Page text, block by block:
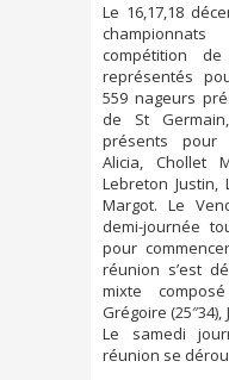
Le 16,17,18
compétition
représentés
559 nageurs
de St
présents pour
Alicia, Chollet
Lebreton Justin,
Margot. Le
demi-journée
pour
réunion s’est
mixte
Grégoire (25″34),
Le samedi
réunion se